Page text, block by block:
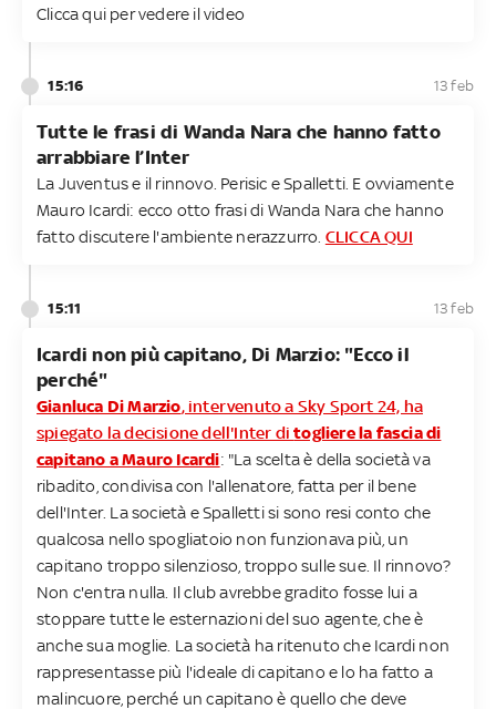
Clicca qui per vedere il video
15:16 13 feb
Tutte le frasi di Wanda Nara che hanno fatto
arrabbiare l’Inter
La Juventus e il rinnovo. Perisic e Spalletti. E ovviamente
Mauro Icardi: ecco otto frasi di Wanda Nara che hanno
fatto discutere l'ambiente nerazzurro. CLICCA QUI
15:11 13 feb
Icardi non più capitano, Di Marzio: "Ecco il
perché"
Gianluca Di Marzio, intervenuto a Sky Sport 24, ha
spiegato la decisione dell'Inter ditogliere la fascia di
capitano a Mauro Icardi: "La scelta è della società va
ribadito, condivisa con l'allenatore, fatta per il bene
dell'Inter. La società e Spalletti si sono resi conto che
qualcosa nello spogliatoio non funzionava più, un
capitano troppo silenzioso, troppo sulle sue. Il rinnovo?
Non c'entra nulla. Il club avrebbe gradito fosse lui a
stoppare tutte le esternazioni del suo agente, che è
anche sua moglie. La società ha ritenuto che Icardi non
rappresentasse più l'ideale di capitano e lo ha fatto a
malincuore, perché un capitano è quello che deve